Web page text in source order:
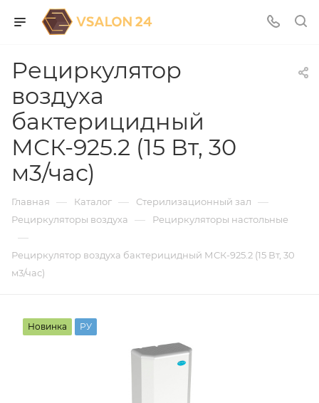
Рециркулятор
воздуха
бактерицидный
МСК-925.2 (15 Вт, 30
м3/час)
Главная — Каталог — Стерилизационный зал —
Рециркуляторы воздуха — Рециркуляторы настольные
—
Рециркулятор воздуха бактерицидный МСК-925.2 (15 Вт, 30
м3/час)
Новинка РУ